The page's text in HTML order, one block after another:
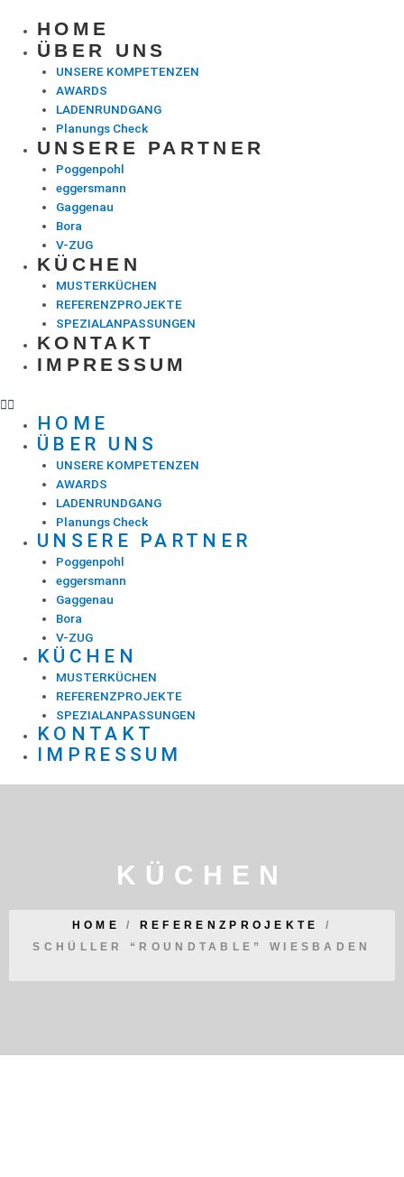
HOME
ÜBER UNS
UNSERE KOMPETENZEN
AWARDS
LADENRUNDGANG
Planungs Check
UNSERE PARTNER
Poggenpohl
eggersmann
Gaggenau
Bora
V-ZUG
KÜCHEN
MUSTERKÜCHEN
REFERENZPROJEKTE
SPEZIALANPASSUNGEN
KONTAKT
IMPRESSUM
HOME
ÜBER UNS
UNSERE KOMPETENZEN
AWARDS
LADENRUNDGANG
Planungs Check
UNSERE PARTNER
Poggenpohl
eggersmann
Gaggenau
Bora
V-ZUG
KÜCHEN
MUSTERKÜCHEN
REFERENZPROJEKTE
SPEZIALANPASSUNGEN
KONTAKT
IMPRESSUM
KÜCHEN
HOME / REFERENZPROJEKTE
/
SCHÜLLER “ROUNDTABLE” WIESBADEN